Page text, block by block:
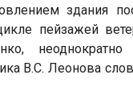
здания
пейзажей
В.С. Леонова